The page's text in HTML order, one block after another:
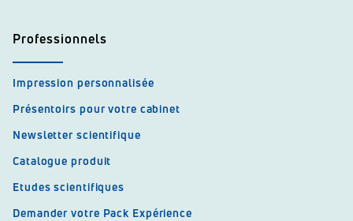
Professionnels
Impression personnalisée
Présentoirs pour votre cabinet
Newsletter scientifique
Catalogue produit
Etudes scientifiques
Demander votre Pack Expérience